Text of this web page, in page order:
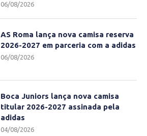
06/08/2026
AS Roma lança nova camisa reserva
2026-2027 em parceria com a adidas
06/08/2026
Boca Juniors lança nova camisa
titular 2026-2027 assinada pela
adidas
04/08/2026